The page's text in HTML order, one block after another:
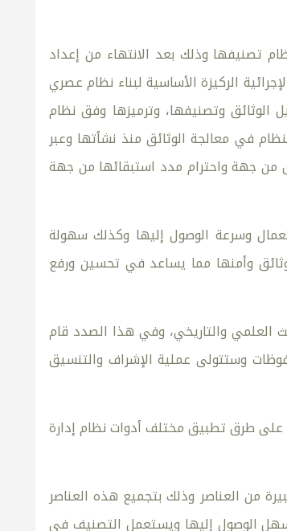
تصنيفها وذلك بعد الانتهاء من إعداد
الركيزة الأساسية لبناء نظام عصري
وتصنيفها، وترميزها وفق نظام
في معالجة الوثائق منذ نشأتها وعبر
من جهة واحترام مدد استبقائها من جهة
وسرعة الوصول إليها وكذلك سهولة
وأمنها مما يساعد في تحسين ورفع
العلمي والتاريخي، وفي هذا الصدد قام
بموجب المادة 41 من قانون الوثائق والمحفوظات وستتولى عملية الإشراف والتنسيق
على طرق تطبيق مختلف أدوات نظام إدارة
من العناصر وذلك بتجميع هذه العناصر
الوصول إليها ويستعمل التصنيف في